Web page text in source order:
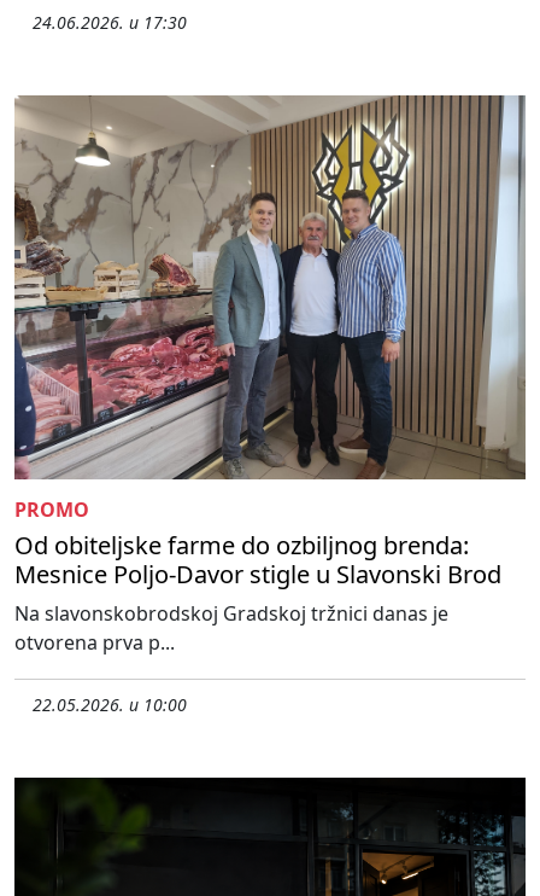
24.06.2026. u 17:30
PROMO
Od obiteljske farme do ozbiljnog brenda:
Mesnice Poljo-Davor stigle u Slavonski Brod
Na slavonskobrodskoj Gradskoj tržnici danas je
otvorena prva p...
22.05.2026. u 10:00